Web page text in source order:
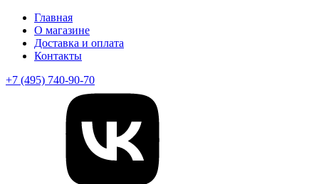
Главная
О магазине
Доставка и оплата
Контакты
+7 (495) 740-90-70